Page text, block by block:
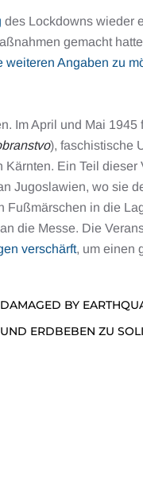
des Lockdowns wieder
gemacht
weiteren Angaben zu
Im April und Mai
), faschistische
Ein Teil
Jugoslawien, wo sie
in die
die Messe. Die
verschärft, um einen
BY
ERDBEBEN ZU